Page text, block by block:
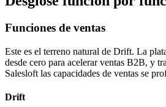
Funciones de ventas
Este es el terreno natural de Drift. La
desde cero para acelerar ventas B2B, y
Salesloft las capacidades de ventas se
Drift